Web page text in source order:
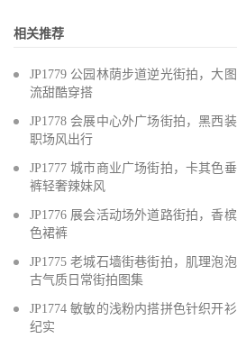
相关推荐
JP1779 公园林荫步道逆光街拍，大
流甜酷穿搭
JP1778 会展中心外广场街拍，黑西
职场风出行
JP1777 城市商业广场街拍，卡其色
裤轻奢辣妹风
JP1776 展会活动场外道路街拍，香
色裙裤
JP1775 老城石墙街巷街拍，肌理泡
古气质日常街拍图集
JP1774 敏敏的浅粉内搭拼色针织开
纪实